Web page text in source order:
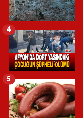
4
5